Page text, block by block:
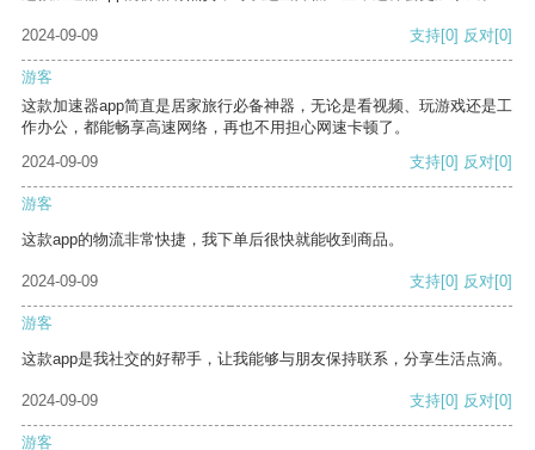
2024-09-09 支持[0] 反对[0]
游客
这款加速器app简直是居家旅行必备神器，无论是看视频、玩游戏还是工
作办公，都能畅享高速网络，再也不用担心网速卡顿了。
2024-09-09
支持[0] 反对[0]
游客
这款app的物流非常快捷，我下单后很快就能收到商品。
2024-09-09 支持[0] 反对[0]
游客
这款app是我社交的好帮手，让我能够与朋友保持联系，分享生活点滴。
2024-09-09 支持[0] 反对[0]
游客